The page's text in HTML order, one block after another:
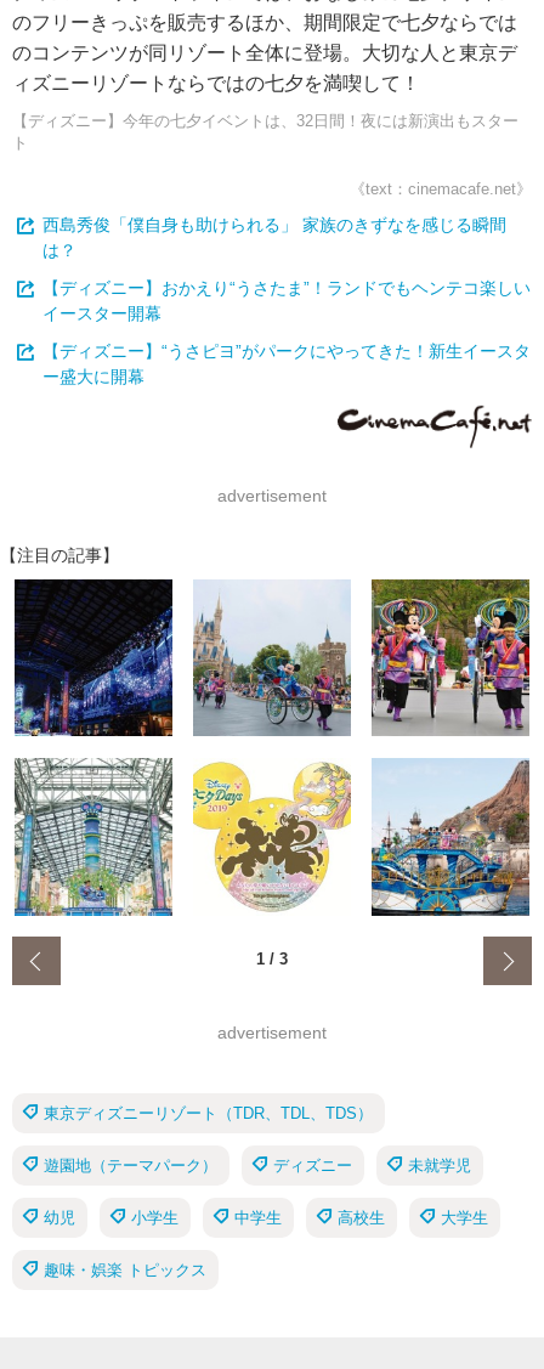
のフリーきっぷを販売するほか、期間限定で七夕ならでは
のコンテンツが同リゾート全体に登場。大切な人と東京デ
ィズニーリゾートならではの七夕を満喫して！
【ディズニー】今年の七夕イベントは、32日間！夜には新演出もスター
ト
《text：cinemacafe.net》
西島秀俊「僕自身も助けられる」 家族のきずなを感じる瞬間
は？
【ディズニー】おかえり“うさたま”！ランドでもヘンテコ楽しい
イースター開幕
【ディズニー】“うさピヨ”がパークにやってきた！新生イースタ
ー盛大に開幕
advertisement
【注目の記事】
1 / 3
advertisement
東京ディズニーリゾート（TDR、TDL、TDS）
遊園地（テーマパーク） ディズニー 未就学児
幼児 小学生 中学生 高校生 大学生
趣味・娯楽 トピックス